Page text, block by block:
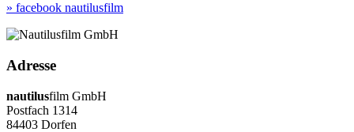
» facebook nautilusfilm
Adresse
nautilusfilm GmbH
Postfach 1314
84403 Dorfen